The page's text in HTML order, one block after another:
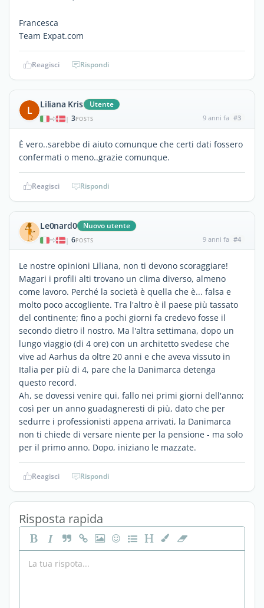
Francesca
Team Expat.com
Reagisci Rispondi
L Liliana Kris Utente
| 3POSTS 9 anni fa #3
È vero..sarebbe di aiuto comunque che certi dati fossero
confermati o meno..grazie comunque.
Reagisci Rispondi
Le0nard0 Nuovo utente
| 6POSTS 9 anni fa #4
Le nostre opinioni Liliana, non ti devono scoraggiare!
Magari i profili alti trovano un clima diverso, almeno
come lavoro. Perché la società è quella che è... falsa e
molto poco accogliente. Tra l'altro è il paese più tassato
del continente; fino a pochi giorni fa credevo fosse il
secondo dietro il nostro. Ma l'altra settimana, dopo un
lungo viaggio (di 4 ore) con un architetto svedese che
vive ad Aarhus da oltre 20 anni e che aveva vissuto in
Italia per più di 4, pare che la Danimarca detenga
questo record.
Ah, se dovessi venire qui, fallo nei primi giorni dell'anno;
così per un anno guadagneresti di più, dato che per
sedurre i professionisti appena arrivati, la Danimarca
non ti chiede di versare niente per la pensione - ma solo
per il primo anno. Dopo, iniziano le mazzate.
Reagisci Rispondi
Risposta rapida